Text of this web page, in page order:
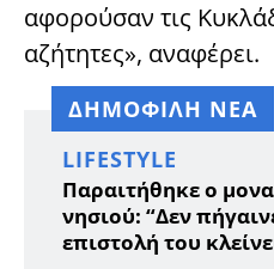
αφορούσαν τις
αζήτητες», αναφέρει.
ΔΗΜΟΦΙΛΗ ΝΕΑ
LIFESTYLE
Παραιτήθηκε ο
νησιού: “Δεν
επιστολή του